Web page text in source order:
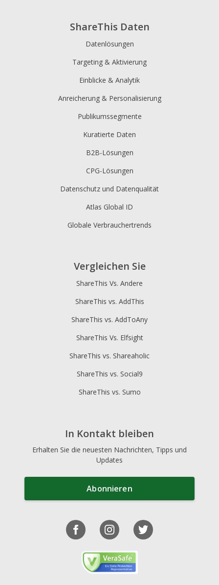
ShareThis Daten
Datenlösungen
Targeting & Aktivierung
Einblicke & Analytik
Anreicherung & Personalisierung
Publikumssegmente
Kuratierte Daten
B2B-Lösungen
CPG-Lösungen
Datenschutz und Datenqualität
Atlas Global ID
Globale Verbrauchertrends
Vergleichen Sie
ShareThis Vs. Andere
ShareThis vs. AddThis
ShareThis vs. AddToAny
ShareThis Vs. Elfsight
ShareThis vs. Shareaholic
ShareThis vs. Social9
ShareThis vs. Sumo
In Kontakt bleiben
Erhalten Sie die neuesten Nachrichten, Tipps und
Updates
Abonnieren